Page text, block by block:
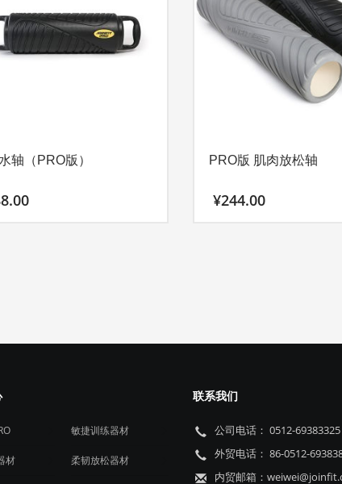
轴（PRO版） PRO版 肌肉放松轴
¥244.00
变
可
在
产
页
敏捷训练器材
材 柔韧放松器材
联系我们
公司电话： 0512-69383325
外贸电话： 86-0512-
内贸邮箱：